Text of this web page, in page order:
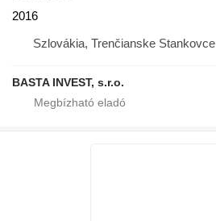
2016
Szlovákia, Trenčianske Stankovce
BASTA INVEST, s.r.o.